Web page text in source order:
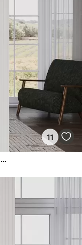
11
Tropische jungle met apen, vogels en dicht gebladerte